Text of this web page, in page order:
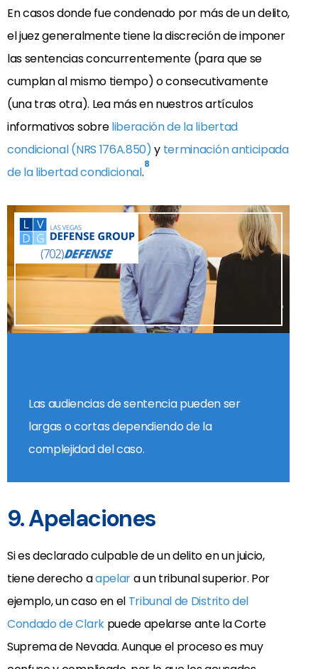
En casos donde fue condenado por más de un delito,
el juez generalmente tiene la discreción de imponer
las sentencias concurrentemente (para que se
cumplan al mismo tiempo) o consecutivamente
(una tras otra). Lea más en nuestros artículos
informativos sobreliberación de la libertad
condicional (NRS 176A.850)y terminación anticipada
de la libertad condicional.8
Las audiencias de sentencia pueden ser
largas o cortas dependiendo de la
complejidad del caso.
9. Apelaciones
Si es declarado culpable de un delito en un juicio,
tiene derecho aapelara un tribunal superior. Por
ejemplo, un caso en el Tribunal de Distrito del
Condado de Clarkpuede apelarse ante la Corte
Suprema de Nevada. Aunque el proceso es muy